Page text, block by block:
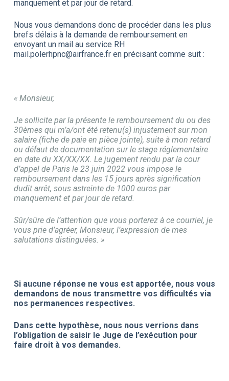
manquement et par jour de retard.
Nous vous demandons donc de procéder dans les plus
brefs délais à la demande de remboursement en
envoyant un mail au service RH
mail.polerhpnc@airfrance.fr en précisant comme suit :
« Monsieur,
Je sollicite par la présente le remboursement du ou des
30èmes qui m’a/ont été retenu(s) injustement sur mon
salaire (fiche de paie en pièce jointe), suite à mon retard
ou défaut de documentation sur le stage réglementaire
en date du XX/XX/XX. Le jugement rendu par la cour
d’appel de Paris le 23 juin 2022 vous impose le
remboursement dans les 15 jours après signification
dudit arrêt, sous astreinte de 1000 euros par
manquement et par jour de retard.
Sûr/sûre de l’attention que vous porterez à ce courriel, je
vous prie d’agréer, Monsieur, l’expression de mes
salutations distinguées. »
Si aucune réponse ne vous est apportée, nous vous
demandons de nous transmettre vos difficultés via
nos permanences respectives.
Dans cette hypothèse, nous nous verrions dans
l’obligation de saisir le Juge de l’exécution pour
faire droit à vos demandes.